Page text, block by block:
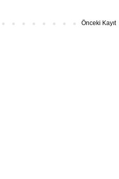
Önceki Kayıt